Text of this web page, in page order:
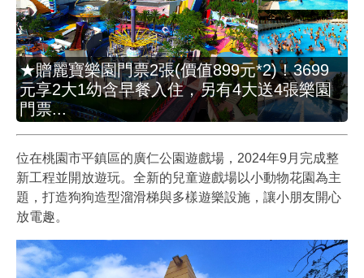
★贈麗寶樂園門票2張(價值899元*2)！3699
元享2大1幼含早餐入住，另有4大送4張樂園
門票...
位在桃園市平鎮區的廣仁公園遊戲場，2024年9月完成整
新工程並開放遊玩。全新的兒童遊戲場以小動物花園為主
題，打造狗狗造型溜滑梯與多樣遊樂設施，讓小朋友開心
放電趣。